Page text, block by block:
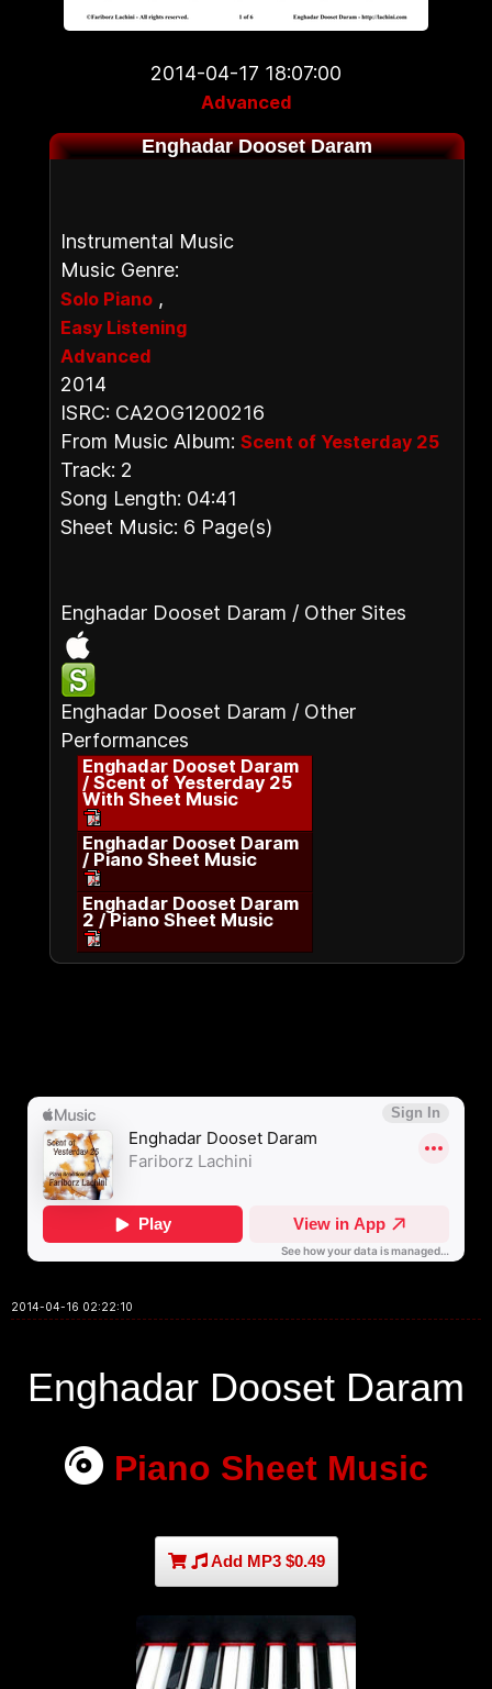
2014-04-17 18:07:00
Advanced
Enghadar Dooset Daram
Instrumental Music
Music Genre:
Solo Piano ,
Easy Listening
Advanced
2014
ISRC: CA2OG1200216
From Music Album: Scent of Yesterday 25
Track: 2
Song Length: 04:41
Sheet Music: 6 Page(s)
Enghadar Dooset Daram / Other Sites
Enghadar Dooset Daram / Other
Performances
Enghadar Dooset Daram
/ Scent of Yesterday 25
With Sheet Music
Enghadar Dooset Daram
/ Piano Sheet Music
Enghadar Dooset Daram
2 / Piano Sheet Music
2014-04-16 02:22:10
Enghadar Dooset Daram
Piano Sheet Music
Add MP3 $0.49